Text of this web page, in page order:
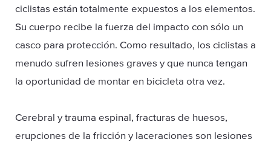
ciclistas están totalmente expuestos a los elementos.
Su cuerpo recibe la fuerza del impacto con sólo un
casco para protección. Como resultado, los ciclistas a
menudo sufren lesiones graves y que nunca tengan
la oportunidad de montar en bicicleta otra vez.
Cerebral y trauma espinal, fracturas de huesos,
erupciones de la fricción y laceraciones son lesiones